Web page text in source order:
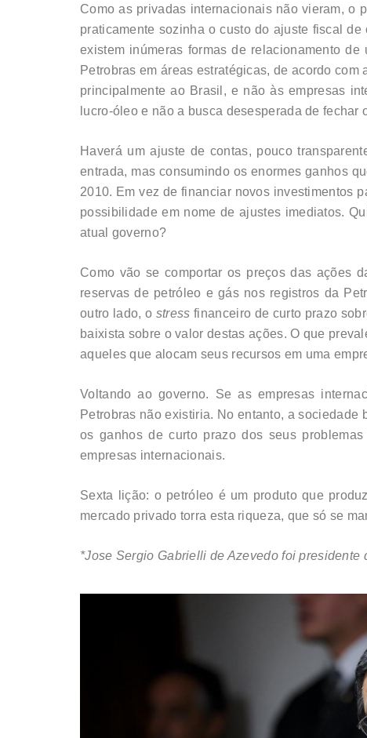
Como as privadas internacionais não vieram, o
praticamente sozinha o custo do ajuste fiscal
existem inúmeras formas de relacionamento
Petrobras em áreas estratégicas, de acordo
principalmente ao Brasil, e não às empresas
lucro-óleo e não a busca desesperada de
Haverá um ajuste de contas, pouco
entrada, mas consumindo os enormes ganhos
2010. Em vez de financiar novos investimentos
possibilidade em nome de ajustes imediatos.
atual governo?
Como vão se comportar os preços das ações
reservas de petróleo e gás nos registros da
outro lado, o stress financeiro de curto prazo
baixista sobre o valor destas ações. O que
aqueles que alocam seus recursos em uma
Voltando ao governo. Se as empresas
Petrobras não existiria. No entanto, a
os ganhos de curto prazo dos seus
empresas internacionais.
Sexta lição: o petróleo é um produto que
mercado privado torra esta riqueza, que só se
*Jose Sergio Gabrielli de Azevedo foi presidente